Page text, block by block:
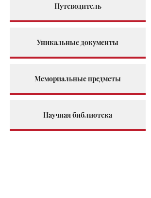
Путеводитель
Уникальные документы
Мемориальные предметы
Научная библиотека